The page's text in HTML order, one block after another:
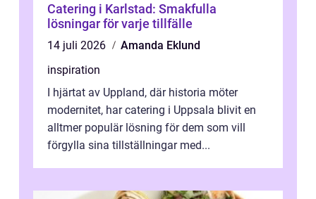
Catering i Karlstad: Smakfulla
lösningar för varje tillfälle
14 juli 2026
Amanda Eklund
inspiration
I hjärtat av Uppland, där historia möter
modernitet, har catering i Uppsala blivit en
alltmer populär lösning för dem som vill
förgylla sina tillställningar med...